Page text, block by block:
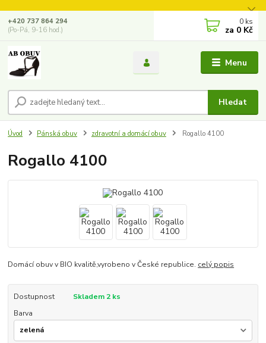
Menu
Hledat
+420 737 864 294
(Po-Pá, 9-16 hod.)
0 ks
za 0 Kč
Úvod Pánská obuv zdravotní a domácí obuv Rogallo 4100
Rogallo 4100
Domácí obuv v BIO kvalitě,vyrobeno v České republice. celý popis
Dostupnost
Skladem 2 ks
Barva